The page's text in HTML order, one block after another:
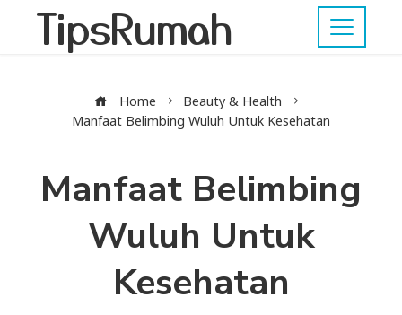
TipsRumah
Home
Beauty & Health
Manfaat Belimbing Wuluh Untuk Kesehatan
Manfaat Belimbing
Wuluh Untuk
Kesehatan